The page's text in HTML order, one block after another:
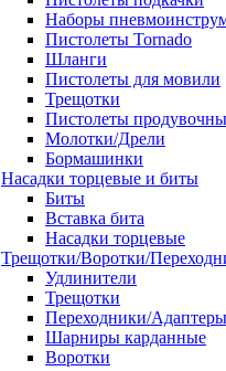
Наборы
Пистолеты Tornado
Шланги
Пистолеты для мовили
Трещотки
Пистолеты
Молотки/Дрели
Бормашинки
Насадки торцевые и биты
Биты
Вставка бита
Насадки торцевые
Трещотки/Воротки/
Удлинители
Трещотки
Переходники/Адаптеры
Шарниры карданные
Воротки